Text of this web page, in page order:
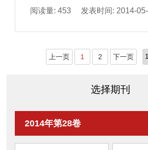
价指标密切相关...
阅读量: 453 发表时间: 2014-
上一页 1 2 下一页
选择期刊
2014年第28卷